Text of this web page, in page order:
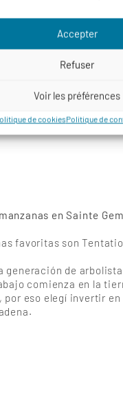
Accepter
Refuser
Voir les préférences
de cookiesPolitique de
en Sainte
favoritas son
generación de
comienza en la
por eso elegí invertir